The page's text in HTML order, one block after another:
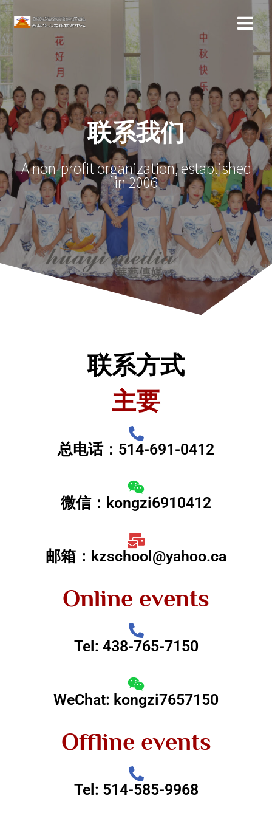
联系我们
A non-profit organization, established
in 2006
联系方式
主要
总电话：514-691-0412
微信：kongzi6910412
邮箱：kzschool@yahoo.ca
Online events
Tel: 438-765-7150
WeChat: kongzi7657150
Offline events
Tel: 514-585-9968